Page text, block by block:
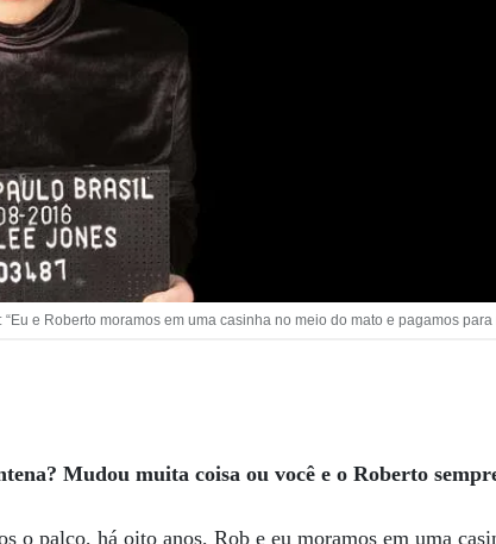
“Eu e Roberto moramos em uma casinha no meio do mato e pagamos
Mudou muita coisa ou você e o Roberto
o palco, há oito anos, Rob e eu moramos em uma